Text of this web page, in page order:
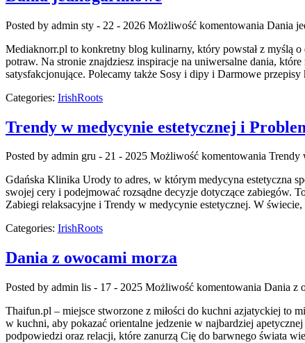
Posted by admin sty - 22 - 2026 Możliwość komentowania Dania
Mediaknorr.pl to konkretny blog kulinarny, który powstał z myślą
potraw. Na stronie znajdziesz inspiracje na uniwersalne dania,
satysfakcjonujące. Polecamy także Sosy i dipy i Darmowe
Categories: IrishRoots
Trendy w medycynie estetycznej i
Posted by admin gru - 21 - 2025 Możliwość komentowania Trendy
Gdańska Klinika Urody to adres, w którym medycyna estetyczna
swojej cery i podejmować rozsądne decyzje dotyczące zabiegów.
Zabiegi relaksacyjne i Trendy w medycynie estetycznej. W
Categories: IrishRoots
Dania z owocami morza
Posted by admin lis - 17 - 2025 Możliwość komentowania Dania z
Thaifun.pl – miejsce stworzone z miłości do kuchni azjatyckiej to
w kuchni, aby pokazać orientalne jedzenie w najbardziej
podpowiedzi oraz relacji, które zanurzą Cię do barwnego świata